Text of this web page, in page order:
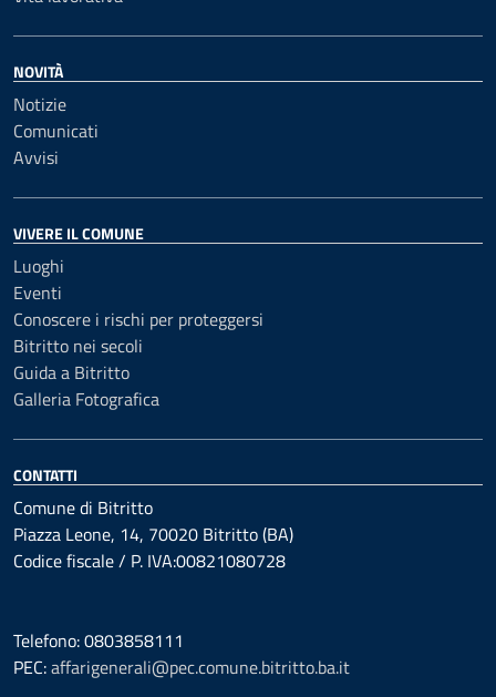
NOVITÀ
Notizie
Comunicati
Avvisi
VIVERE IL COMUNE
Luoghi
Eventi
Conoscere i rischi per proteggersi
Bitritto nei secoli
Guida a Bitritto
Galleria Fotografica
CONTATTI
Comune di Bitritto
Piazza Leone, 14, 70020 Bitritto (BA)
Codice fiscale / P. IVA:00821080728
Telefono: 0803858111
PEC:affarigenerali@pec.comune.bitritto.ba.it